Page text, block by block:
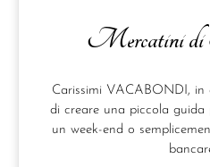
Mercatini di
Carissimi VACABONDI, in
di creare una piccola
un week-end o